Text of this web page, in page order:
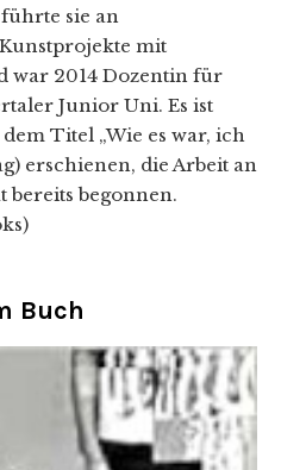
sie an
mit
war 2014 Dozentin für
Junior Uni. Es ist
Titel „Wie es war, ich
erschienen, die Arbeit an
bereits begonnen.
Buch